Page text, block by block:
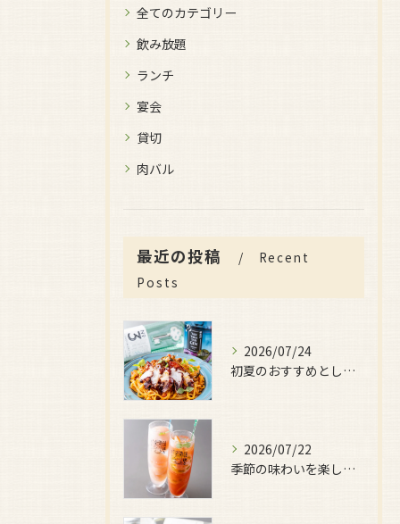
全てのカテゴリー
飲み放題
ランチ
宴会
貸切
肉バル
最近の投稿
Recent
Posts
2026/07/24
初夏のおすすめとしてご用意しているのが、
2026/07/22
季節の味わいを楽しみたい日におすすめなのが、